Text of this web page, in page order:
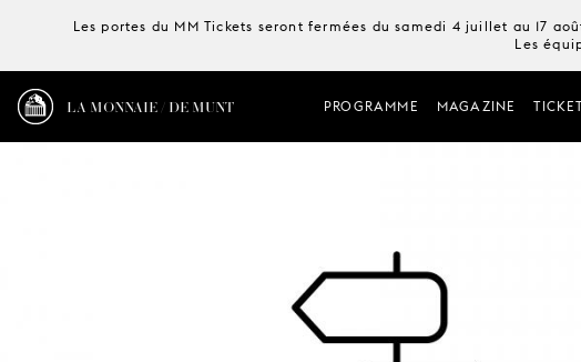
Les portes du MM Tickets seront fermées du samedi 4 juillet au 17
Les
LA MONNAIE / DE MUNT PROGRAMME MAGAZINE